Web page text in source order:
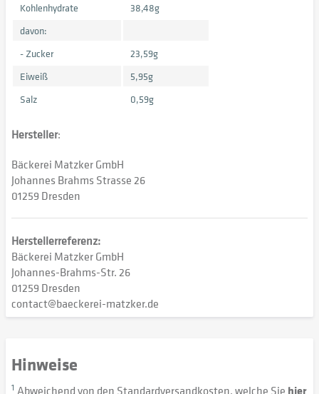
Kohlenhydrate
38,48g
davon:
- Zucker
23,59g
Eiweiß
5,95g
Salz
0,59g
Hersteller:
Bäckerei Matzker GmbH
Johannes Brahms Strasse 26
01259 Dresden
Herstellerreferenz:
Bäckerei Matzker GmbH
Johannes-Brahms-Str. 26
01259 Dresden
contact@baeckerei-matzker.de
Hinweise
1 Abweichend von den Standardversandkosten, welche Sie hier